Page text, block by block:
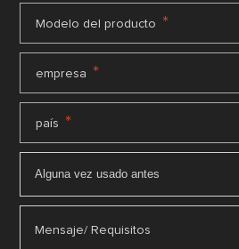
Modelo del producto *
empresa *
país *
Mensaje/ Requisitos